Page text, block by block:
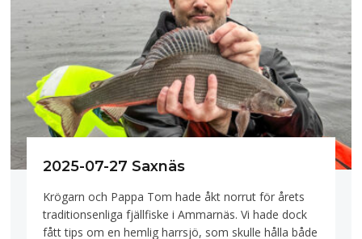
2025-07-27 Saxnäs
Krögarn och Pappa Tom hade åkt norrut för årets
traditionsenliga fjällfiske i Ammarnäs. Vi hade dock
fått tips om en hemlig harrsjö, som skulle hålla både